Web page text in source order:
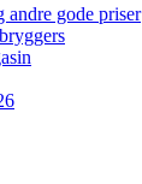
andre gode priser